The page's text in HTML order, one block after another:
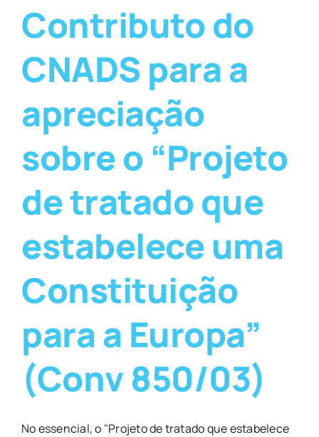
Contributo do
CNADS para a
apreciação
sobre o “Projeto
de tratado que
estabelece uma
Constituição
para a Europa”
(Conv 850/03)
No essencial, o "Projeto de tratado que estabelece